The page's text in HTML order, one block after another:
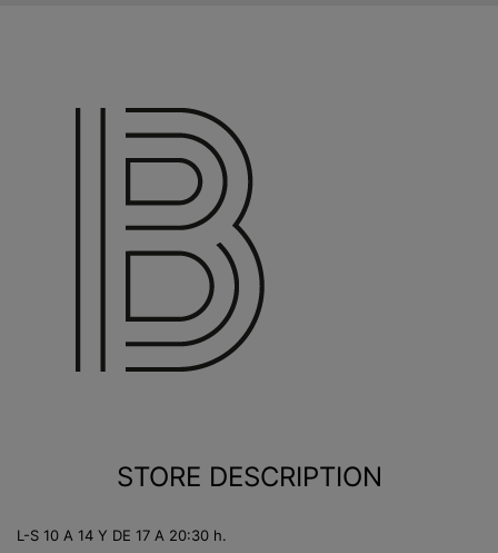
STORE DESCRIPTION
L-S 10 A 14 Y DE 17 A 20:30 h.